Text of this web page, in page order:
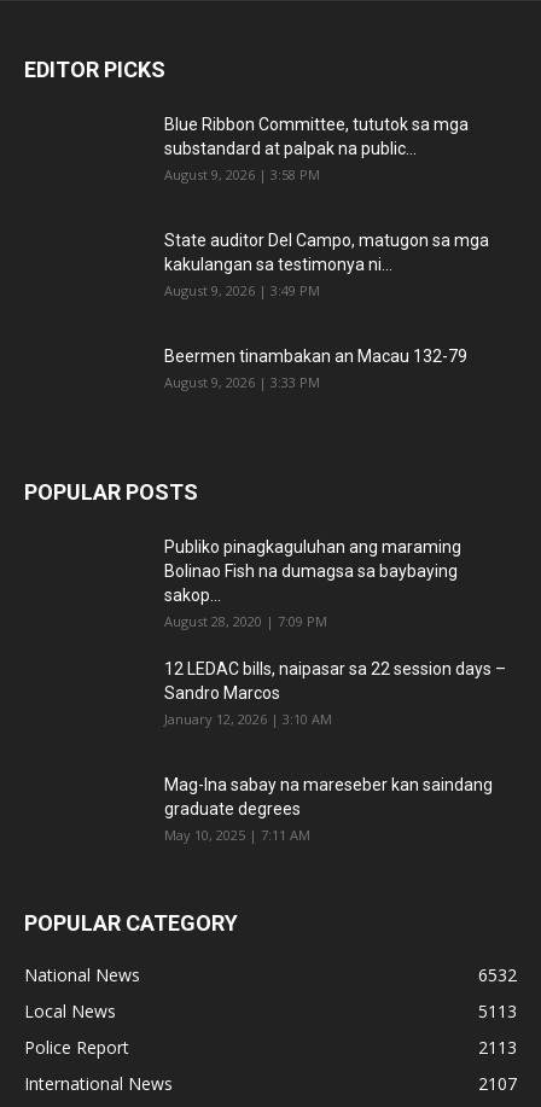
EDITOR PICKS
Blue Ribbon Committee, tututok sa mga
substandard at palpak na public...
August 9, 2026 | 3:58 PM
State auditor Del Campo, matugon sa mga
kakulangan sa testimonya ni...
August 9, 2026 | 3:49 PM
Beermen tinambakan an Macau 132-79
August 9, 2026 | 3:33 PM
POPULAR POSTS
Publiko pinagkaguluhan ang maraming
Bolinao Fish na dumagsa sa baybaying
sakop...
August 28, 2020 | 7:09 PM
12 LEDAC bills, naipasar sa 22 session days –
Sandro Marcos
January 12, 2026 | 3:10 AM
Mag-Ina sabay na mareseber kan saindang
graduate degrees
May 10, 2025 | 7:11 AM
POPULAR CATEGORY
National News
6532
Local News
5113
Police Report
2113
International News
2107